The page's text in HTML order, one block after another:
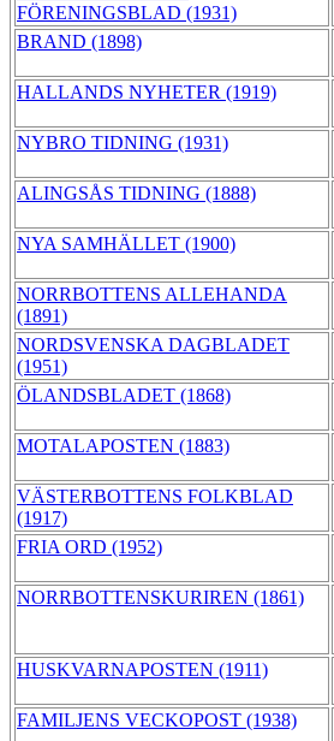
FÖRENINGSBLAD (1931)
BRAND (1898)
HALLANDS NYHETER (1919)
NYBRO TIDNING (1931)
ALINGSÅS TIDNING (1888)
NYA SAMHÄLLET (1900)
NORRBOTTENS ALLEHANDA
(1891)
NORDSVENSKA DAGBLADET
(1951)
ÖLANDSBLADET (1868)
MOTALAPOSTEN (1883)
VÄSTERBOTTENS FOLKBLAD
(1917)
FRIA ORD (1952)
NORRBOTTENSKURIREN (1861)
HUSKVARNAPOSTEN (1911)
FAMILJENS VECKOPOST (1938)